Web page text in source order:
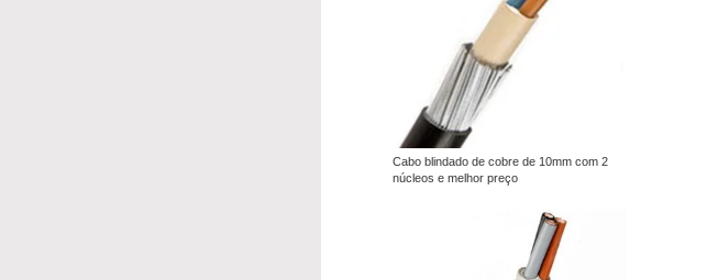
Cabo blindado de cobre de 10mm com 2
núcleos e melhor preço